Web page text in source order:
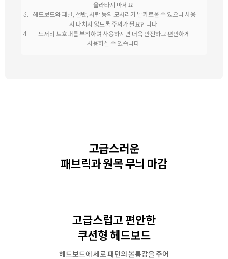
올라타지 마세요.
헤드보드와 패널, 선반, 서랍 등의 모서리가 날카로울 수 있으니 사용
시 다치지 않도록 주의가 필요합니다.
모서리 보호대를 부착하여 사용하시면 더욱 안전하고 편안하게
사용하실 수 있습니다.
고급스러운
패브릭과 원목 무늬 마감
고급스럽고 편안한
쿠션형 헤드보드
헤드보드에 세로 패턴의 볼륨감을 주어